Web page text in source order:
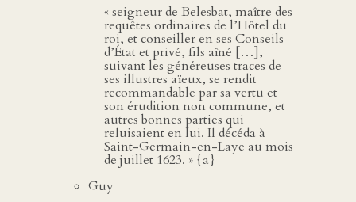
« seigneur de Belesbat, maître des
requêtes ordinaires de l’Hôtel du
roi, et conseiller en ses Conseils
d’État et privé, fils aîné […],
suivant les généreuses traces de
ses illustres aïeux, se rendit
recommandable par sa vertu et
son érudition non commune, et
autres bonnes parties qui
reluisaient en lui. Il décéda à
Saint-Germain-en-Laye au mois
de juillet 1623. » {a}
Guy